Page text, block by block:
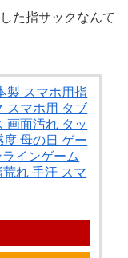
た指サックなんて
製 スマホ用指
スマホ用 タブ
画面汚れ タッ
母の日 ゲー
インゲーム
れ 手汗 スマ